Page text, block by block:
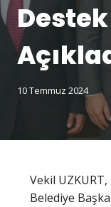
10 Temmuz 2024
Vekil
Belediye